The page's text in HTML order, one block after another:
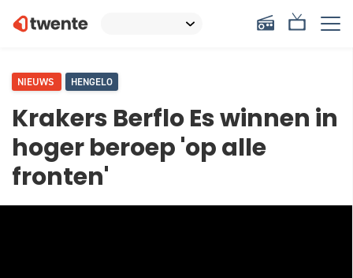
NIEUWS HENGELO
Krakers Berflo Es winnen in
hoger beroep 'op alle
fronten'